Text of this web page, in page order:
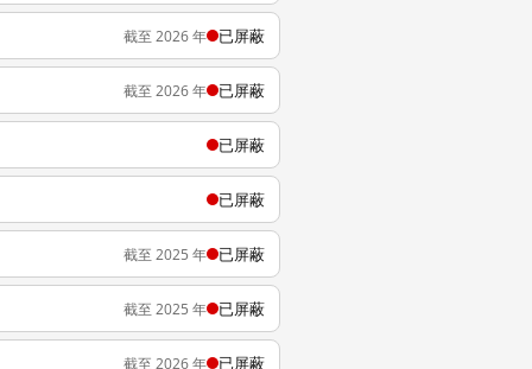
截至 2026 年 已屏蔽
截至 2026 年 已屏蔽
已屏蔽
已屏蔽
截至 2025 年 已屏蔽
截至 2025 年 已屏蔽
截至 2026 年 已屏蔽